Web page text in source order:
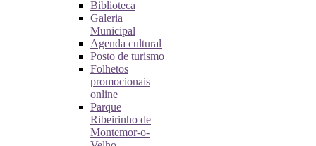
Biblioteca
Galeria
Municipal
Agenda cultural
Posto de turismo
Folhetos
promocionais
online
Parque
Ribeirinho de
Montemor-o-